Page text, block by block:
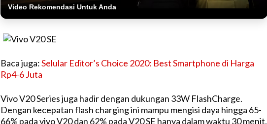
Video Rekomendasi Untuk Anda
Baca juga:Selular Editor’s Choice 2020: Best Smartphone di Harga
Rp4-6 Juta
Vivo V20 Series juga hadir dengan dukungan 33W FlashCharge.
Dengan kecepatan flash charging ini mampu mengisi daya hingga 65-
66% pada vivo V20 dan 62% pada V20 SE hanya dalam waktu 30 menit.